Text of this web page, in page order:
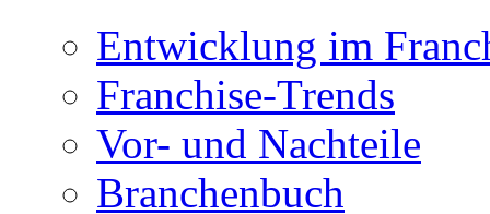
Entwicklung im
Franchise-Trends
Vor- und Nachteile
Branchenbuch